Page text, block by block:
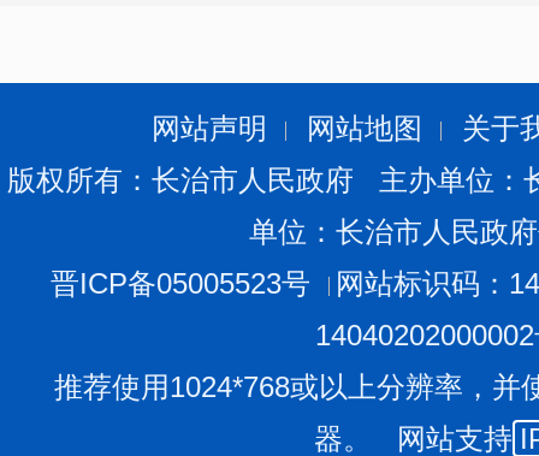
网站声明 网站地图
关于
版权所有：长治市人民政府 主办单位
单位：长治市人民政
晋ICP备05005523号
网站标识码：
推荐使用1024*768或以上分辨率，并
器。 网站支持